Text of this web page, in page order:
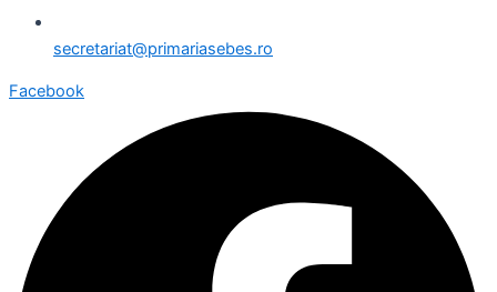
secretariat@primariasebes.ro
Facebook